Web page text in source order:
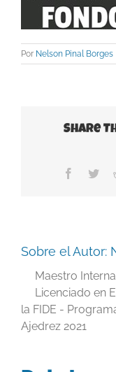
Por Nelson Pinal Borges
Share
Facebook
Sobre el Autor:
Maestro
Licenciado en
la FIDE -
Ajedrez 2021